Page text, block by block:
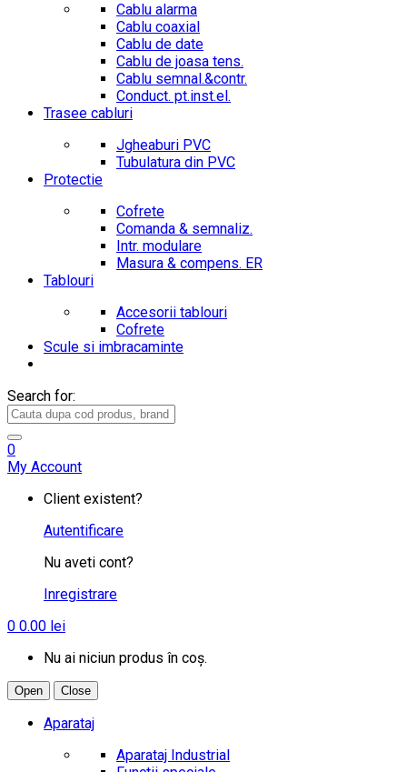
Cablu alarma
Cablu coaxial
Cablu de date
Cablu de joasa tens.
Cablu semnal.&contr.
Conduct. pt.inst.el.
Trasee cabluri
Jgheaburi PVC
Tubulatura din PVC
Protectie
Cofrete
Comanda & semnaliz.
Intr. modulare
Masura & compens. ER
Tablouri
Accesorii tablouri
Cofrete
Scule si imbracaminte
Search for:
0
My Account
Client existent?
Autentificare
Nu aveti cont?
Inregistrare
0 0.00 lei
Nu ai niciun produs în coș.
Open Close
Aparataj
Aparataj Industrial